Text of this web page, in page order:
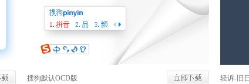
搜狗默认OCD版 轻诉-旧